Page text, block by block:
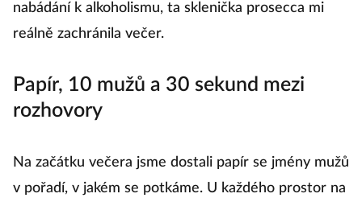
nabádání k alkoholismu, ta sklenička prosecca mi
reálně zachránila večer.
Papír, 10 mužů a 30 sekund mezi
rozhovory
Na začátku večera jsme dostali papír se jmény mužů
v pořadí, v jakém se potkáme. U každého prostor na